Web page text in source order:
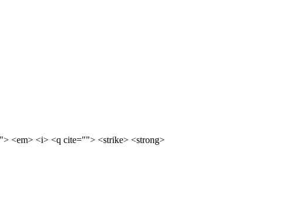
<em> <i> <q cite=""> <strike> <strong>